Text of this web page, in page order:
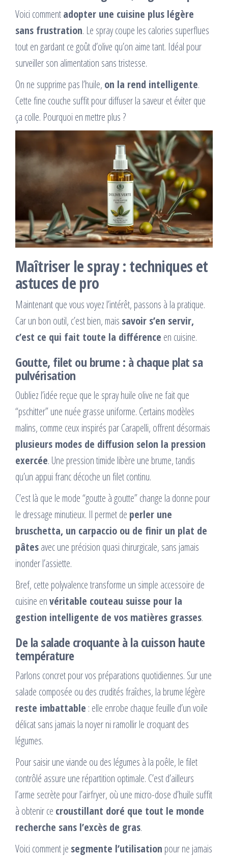
Voici commentadopter une cuisine plus légère
sans frustration. Le spray coupe les calories superflues
tout en gardant ce goût d’olive qu’on aime tant. Idéal pour
surveiller son alimentation sans tristesse.
On ne supprime pas l’huile, on la rend intelligente.
Cette fine couche suffit pour diffuser la saveur et éviter que
ça colle. Pourquoi en mettre plus ?
Maîtriser le spray : techniques et
astuces de pro
Maintenant que vous voyez l’intérêt, passons à la pratique.
Car un bon outil, c’est bien, mais savoir s’en servir,
c’est ce qui fait toute la différence en cuisine.
Goutte, filet ou brume : à chaque plat sa
pulvérisation
Oubliez l’idée reçue que le spray huile olive ne fait que
“pschitter” une nuée grasse uniforme. Certains modèles
malins, comme ceux inspirés par Carapelli, offrent désormais
plusieurs modes de diffusion selon la pression
exercée. Une pression timide libère une brume, tandis
qu’un appui franc décoche un filet continu.
C’est là que le mode “goutte à goutte” change la donne pour
le dressage minutieux. Il permet de perler une
bruschetta, un carpaccio ou de finir un plat de
pâtesavec une précision quasi chirurgicale, sans jamais
inonder l’assiette.
Bref, cette polyvalence transforme un simple accessoire de
cuisine envéritable couteau suisse pour la
gestion intelligente de vos matières grasses.
De la salade croquante à la cuisson haute
température
Parlons concret pour vos préparations quotidiennes. Sur une
salade composée ou des crudités fraîches, la brume légère
reste imbattable : elle enrobe chaque feuille d’un voile
délicat sans jamais la noyer ni ramollir le croquant des
légumes.
Pour saisir une viande ou des légumes à la poêle, le filet
contrôlé assure une répartition optimale. C’est d’ailleurs
l’arme secrète pour l’airfryer, où une micro-dose d’huile suffit
à obtenir ce croustillant doré que tout le monde
recherche sans l’excès de gras.
Voici comment je segmente l’utilisation pour ne jamais